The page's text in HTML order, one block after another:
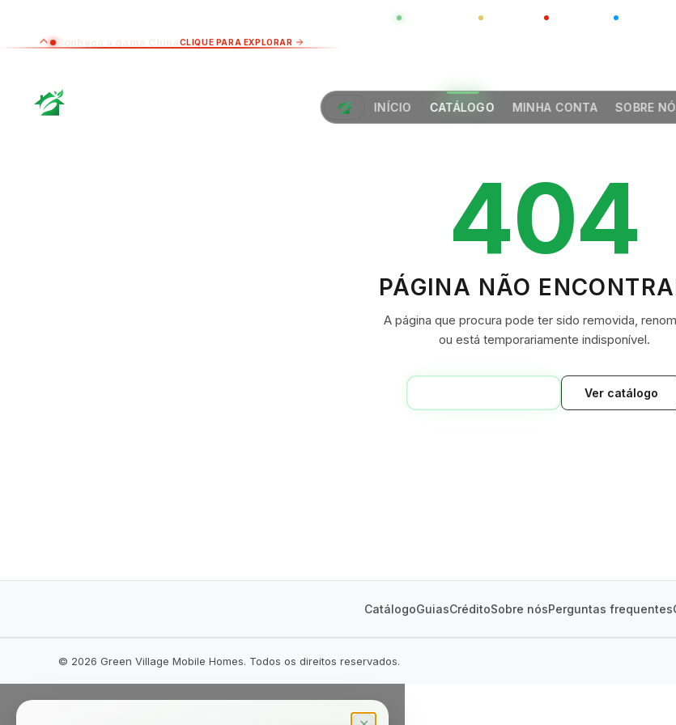
GLOBAL CHINA
INÍCIO CATÁLOGO MINHA CONTA SOBRE
GREEN
404
PÁGINA NÃO
A página que procura pode ter sido removida,
ou está temporariamente indisponível.
Ver catálogo
CatálogoGuiasCréditoSobre nósPerguntas frequentes
© 2026 Green Village Mobile Homes. Todos os direitos reservados.
Conheça a gama China CLIQUE PARA EXPLORAR